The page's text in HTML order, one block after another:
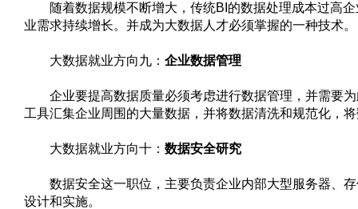
随着数据规模不断增大，传统BI的数据处理成本过高企
业需求持续增长。并成为大数据人才必须掌握的一种技术。
大数据就业方向九： 企业数据管理
企业要提高数据质量必须考虑进行数据管理，并需要为
工具汇集企业周围的大量数据，并将数据清洗和规范化，
大数据就业方向十： 数据安全研究
数据安全这一职位，主要负责企业内部大型服务器、存
设计和实施。